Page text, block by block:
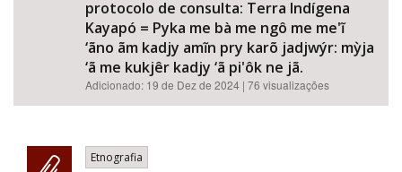
protocolo de consulta: Terra Indígena
Kayapó = Pyka me bà me ngô me me'ĩ
‘ãno ãm kadjy amĩn pry karõ jadjwýr: mỳja
‘ã me kukjêr kadjy ‘ã pi'ôk ne jã.
Adicionado: 19 de Dez de 2024 | 76 visualizações
Etnografia